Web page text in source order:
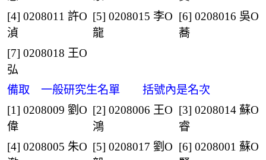
[4] 0208011 許O
湞
[5] 0208015 李O
龍
[6] 0208016 吳O
蕎
[7] 0208018 王O
弘
備取 一般研究生名單 括號內是名次
[1] 0208009 劉O
偉
[2] 0208006 王O
鴻
[3] 0208014 蘇O
睿
[4] 0208005 朱O [5] 0208017 劉O [6] 0208001 蘇O